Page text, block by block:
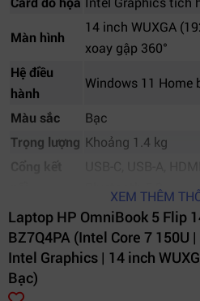
Màn hình
14 inch WUXGA
xoay gập 360°
Hệ điều
hành
Windows 11 Home
Màu sắc
Bạc
Trọng lượng Khoảng 1.4 kg
Bluetooth 5.3
Pin
3-cell 51Wh, sạc
Bảo hành
12 tháng chính
XEM THÊM
Laptop HP OmniBook 5 Flip
BZ7Q4PA (Intel Core 7 150U
Intel Graphics | 14 inch
Bạc)